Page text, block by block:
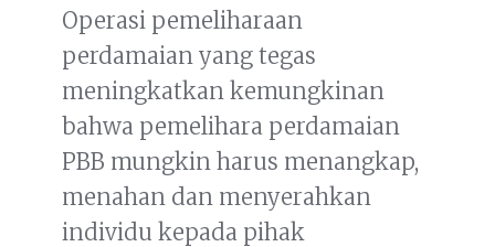
Operasi pemeliharaan
perdamaian yang tegas
meningkatkan kemungkinan
bahwa pemelihara perdamaian
PBB mungkin harus menangkap,
menahan dan menyerahkan
individu kepada pihak